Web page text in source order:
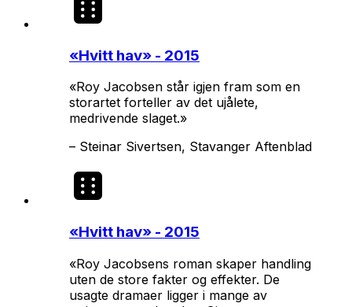
«Hvitt hav» - 2015
«Roy Jacobsen står igjen fram som en
storartet forteller av det ujålete,
medrivende slaget.»
– Steinar Sivertsen, Stavanger Aftenblad
«Hvitt hav» - 2015
«Roy Jacobsens roman skaper handling
uten de store fakter og effekter. De
usagte dramaer ligger i mange av